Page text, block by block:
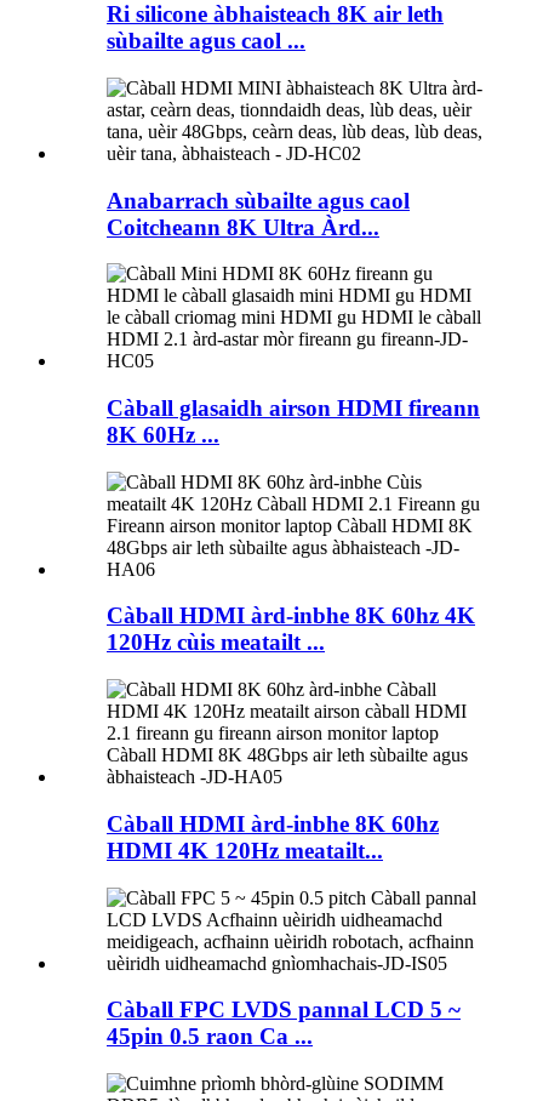
Ri silicone àbhaisteach 8K air leth
sùbailte agus caol ...
Anabarrach sùbailte agus caol
Coitcheann 8K Ultra Àrd...
Càball glasaidh airson HDMI fireann
8K 60Hz ...
Càball HDMI àrd-inbhe 8K 60hz 4K
120Hz cùis meatailt ...
Càball HDMI àrd-inbhe 8K 60hz
HDMI 4K 120Hz meatailt...
Càball FPC LVDS pannal LCD 5 ~
45pin 0.5 raon Ca ...